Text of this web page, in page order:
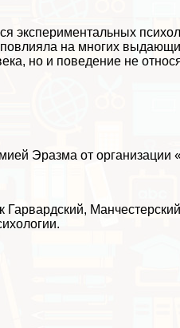
повлияла на многих
но и поведение не
Эразма от организации